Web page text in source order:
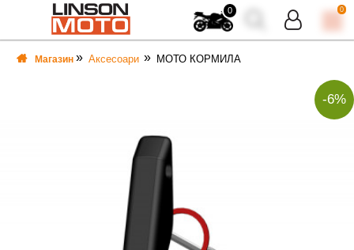
0 0
Магазин Аксесоари МОТО КОРМИЛА
-6%